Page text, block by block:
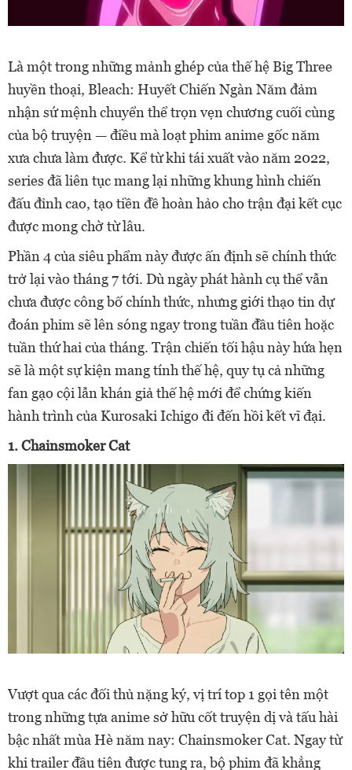
Là một trong những mảnh ghép của thế hệ Big Three
huyền thoại, Bleach: Huyết Chiến Ngàn Năm đảm
nhận sứ mệnh chuyển thể trọn vẹn chương cuối cùng
của bộ truyện — điều mà loạt phim anime gốc năm
xưa chưa làm được. Kể từ khi tái xuất vào năm 2022,
series đã liên tục mang lại những khung hình chiến
đấu đỉnh cao, tạo tiền đề hoàn hảo cho trận đại kết cục
được mong chờ từ lâu.
Phần 4 của siêu phẩm này được ấn định sẽ chính thức
trở lại vào tháng 7 tới. Dù ngày phát hành cụ thể vẫn
chưa được công bố chính thức, nhưng giới thạo tin dự
đoán phim sẽ lên sóng ngay trong tuần đầu tiên hoặc
tuần thứ hai của tháng. Trận chiến tối hậu này hứa hẹn
sẽ là một sự kiện mang tính thế hệ, quy tụ cả những
fan gạo cội lẫn khán giả thế hệ mới để chứng kiến
hành trình của Kurosaki Ichigo đi đến hồi kết vĩ đại.
1. Chainsmoker Cat
Vượt qua các đối thủ nặng ký, vị trí top 1 gọi tên một
trong những tựa anime sở hữu cốt truyện dị và tấu hài
bậc nhất mùa Hè năm nay: Chainsmoker Cat. Ngay từ
khi trailer đầu tiên được tung ra, bộ phim đã khẳng